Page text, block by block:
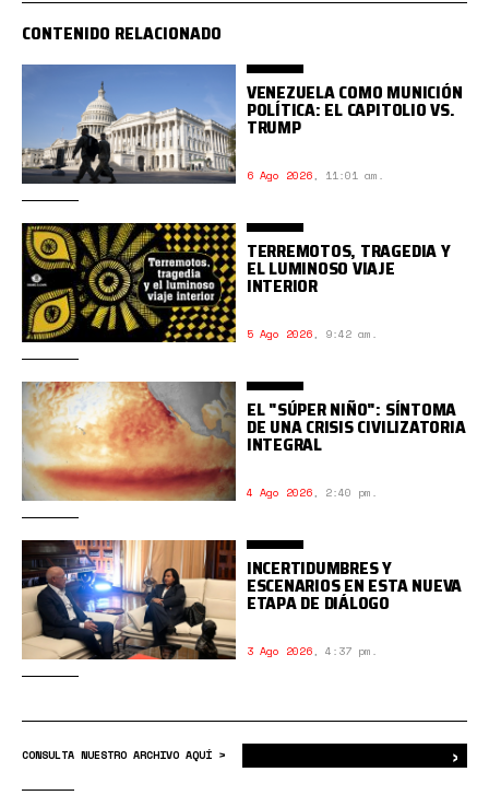
CONTENIDO RELACIONADO
VENEZUELA COMO MUNICIÓN
POLÍTICA: EL CAPITOLIO VS.
TRUMP
6 Ago 2026, 11:01 am.
TERREMOTOS, TRAGEDIA Y
EL LUMINOSO VIAJE
INTERIOR
5 Ago 2026, 9:42 am.
EL "SÚPER NIÑO": SÍNTOMA
DE UNA CRISIS CIVILIZATORIA
INTEGRAL
4 Ago 2026, 2:40 pm.
INCERTIDUMBRES Y
ESCENARIOS EN ESTA NUEVA
ETAPA DE DIÁLOGO
3 Ago 2026, 4:37 pm.
CONSULTA NUESTRO ARCHIVO AQUÍ > ›